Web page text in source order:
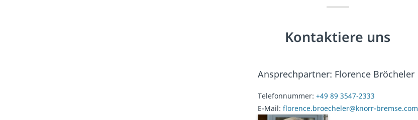
Kontaktiere uns
Ansprechpartner: Florence Bröcheler
Telefonnummer: +49 89 3547-2333
E-Mail: florence.broecheler@knorr-bremse.com